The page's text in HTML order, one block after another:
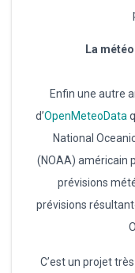
La
Enfin une autre
d’OpenMeteoData
National
(NOAA) américain
prévisions
prévisions
C’est un projet